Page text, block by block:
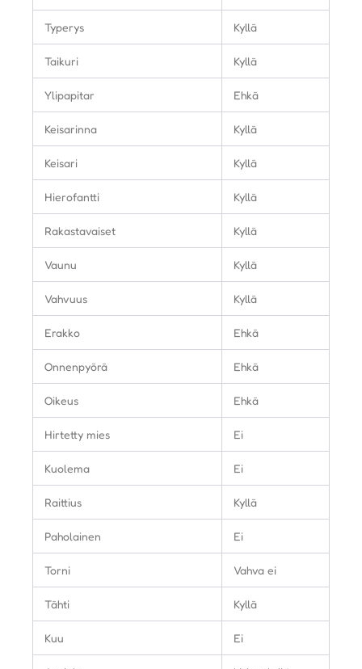
Typerys Kyllä
Taikuri Kyllä
Ylipapitar Ehkä
Keisarinna Kyllä
Keisari Kyllä
Hierofantti Kyllä
Rakastavaiset Kyllä
Vaunu Kyllä
Vahvuus Kyllä
Erakko Ehkä
Onnenpyörä Ehkä
Oikeus Ehkä
Hirtetty mies Ei
Kuolema Ei
Raittius Kyllä
Paholainen Ei
Torni Vahva ei
Tähti Kyllä
Kuu Ei